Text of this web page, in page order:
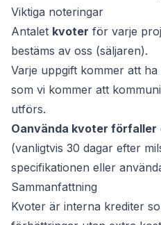
Viktiga noteringar
Antalet kvoter för varje
bestäms av oss (säljaren).
Varje uppgift kommer att ha
som vi kommer att
utförs.
Oanvända kvoter förfaller
(vanligtvis 30 dagar efter
specifikationen eller
Sammanfattning
Kvoter är interna krediter